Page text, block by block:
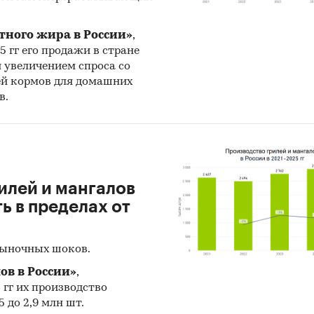
жира в России»,
гг его продажи в стране
спроса со
кормов для домашних
и мангалов
в пределах от
шоков.
в России»,
их производство
до 2,9 млн шт.